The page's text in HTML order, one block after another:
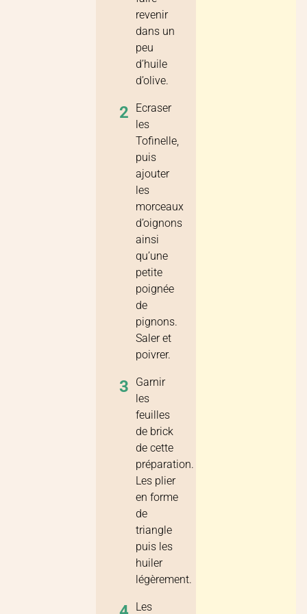
revenir
dans un
peu
d’huile
d’olive.
2
Ecraser
les
Tofinelle,
puis
ajouter
les
morceaux
d’oignons
ainsi
qu’une
petite
poignée
de
pignons.
Saler et
poivrer.
3
Garnir
les
feuilles
de brick
de cette
préparation.
Les plier
en forme
de
triangle
puis les
huiler
légèrement.
Les